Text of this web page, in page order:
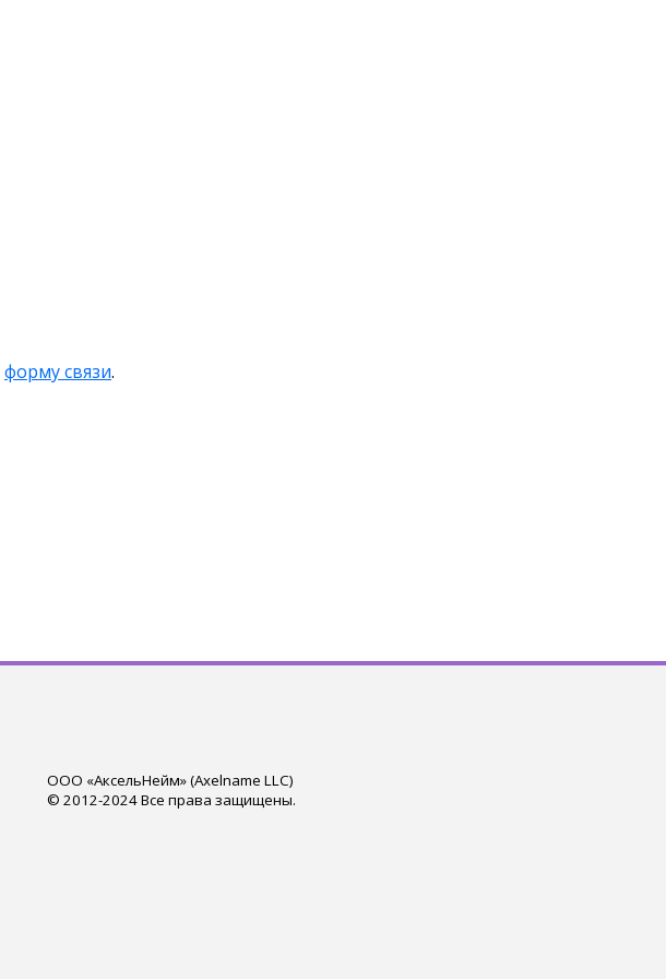
форму связи.
ООО «АксельНейм» (Axelname LLC)
© 2012-2024 Все права защищены.